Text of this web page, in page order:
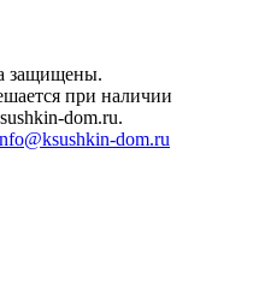
защищены.
при наличии
dom.ru.
dom.ru